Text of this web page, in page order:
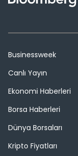
Businessweek
Canlı Yayın
Ekonomi Haberleri
Borsa Haberleri
Dünya Borsaları
Kripto Fiyatları